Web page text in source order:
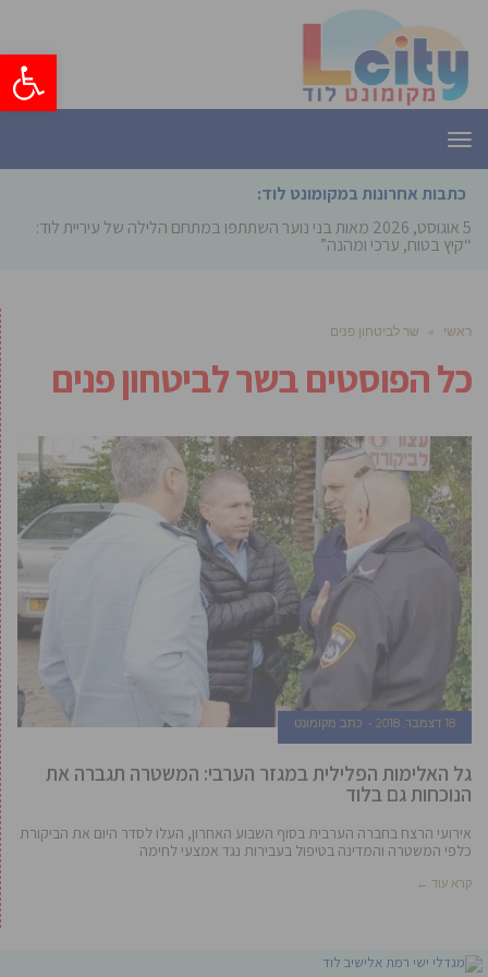
פתח
תפריט
כתבות אחרונות במקומונט לוד:
5 אוגוסט, 2026
מאות בני נוער השתתפו במתחם הלילה של עיריית לוד:
“קיץ בטוח, ערכי ומהנה”
ראשי » שר לביטחון פנים
כל הפוסטים בשר לביטחון פנים
18 דצמבר, 2018 כתב מקומונט
גל האלימות הפלילית במגזר הערבי: המשטרה תגברה את
הנוכחות גם בלוד
אירועי הרצח בחברה הערבית בסוף השבוע האחרון, העלו לסדר היום את הביקורת
כלפי המשטרה והמדינה בטיפול בעבירות נגד אמצעי לחימה
קרא עוד ←